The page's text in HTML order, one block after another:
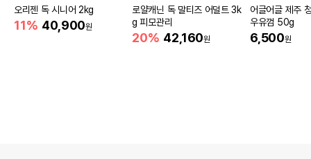
오리젠 독 시니어 2kg
11% 40,900원
로얄캐닌 독 말티즈 어덜트 3k
g 피모관리
20% 42,160원
어글어글 제주
우유껌 50g
6,500원